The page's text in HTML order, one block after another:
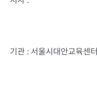
기관 : 서울시대안교육센터